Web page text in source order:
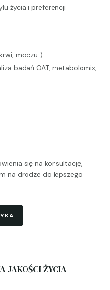
życia i preferencji
moczu )
badań OAT, metabolomix,
się na konsultację,
na drodze do lepszego
JAKOŚCI ŻYCIA